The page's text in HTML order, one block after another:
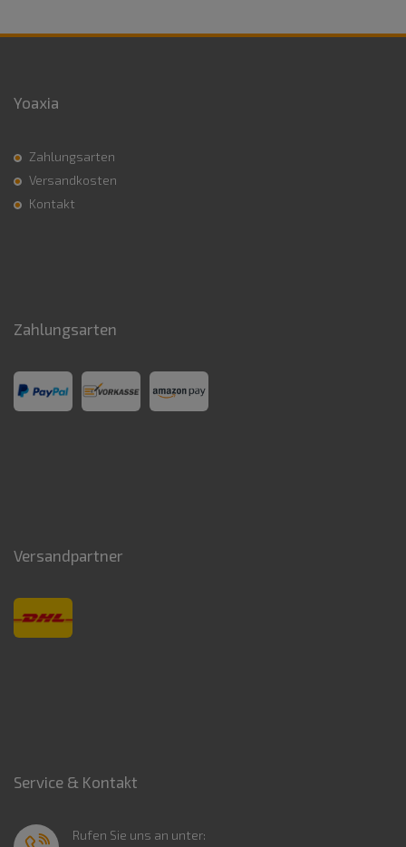
Yoaxia
Zahlungsarten
Versandkosten
Kontakt
Zahlungsarten
Versandpartner
Service & Kontakt
Rufen Sie uns an unter: